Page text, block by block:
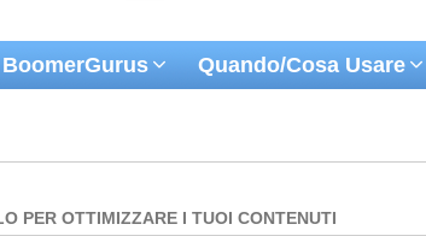
Quando/Cosa Usare
PER OTTIMIZZARE I TUOI CONTENUTI